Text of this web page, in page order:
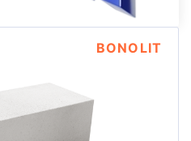
BONOLIT